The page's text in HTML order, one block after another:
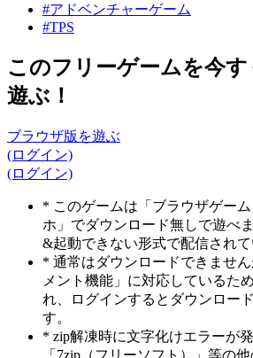
#アドベンチャーゲーム
#TPS
このフリーゲームを今
遊ぶ！
ブラウザ版を遊ぶ
(ログイン)
(ログイン)
* このゲームは「ブラウザゲー
ホ」でダウンロード無しで遊べ
&起動できない形式で配信されて
* 通常はダウンロードできませ
メント機能」に対応しているた
れ、ログインするとダウンロー
す。
* zip解凍時に文字化けエラーが
「7zip（フリーソフト）」等の